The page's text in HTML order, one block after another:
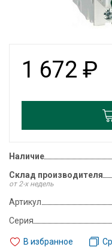
1 672 ₽
Наличие
Склад производителя
от 2-х недель
Артикул
Серия
В избранное